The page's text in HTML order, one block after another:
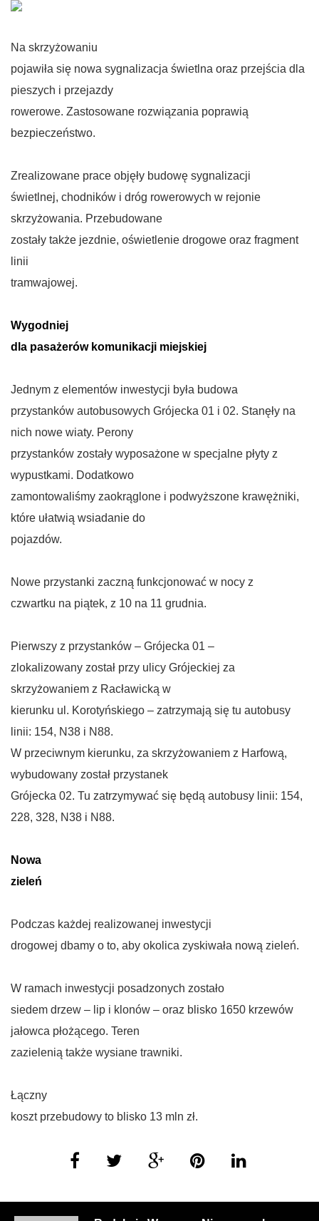
Na skrzyżowaniu
pojawiła się nowa sygnalizacja świetlna oraz przejścia dla
pieszych i przejazdy
rowerowe. Zastosowane rozwiązania poprawią
bezpieczeństwo.
Zrealizowane prace objęły budowę sygnalizacji
świetlnej, chodników i dróg rowerowych w rejonie
skrzyżowania. Przebudowane
zostały także jezdnie, oświetlenie drogowe oraz fragment
linii
tramwajowej.
Wygodniej
dla pasażerów komunikacji miejskiej
Jednym z elementów inwestycji była budowa
przystanków autobusowych Grójecka 01 i 02. Stanęły na
nich nowe wiaty. Perony
przystanków zostały wyposażone w specjalne płyty z
wypustkami. Dodatkowo
zamontowaliśmy zaokrąglone i podwyższone krawężniki,
które ułatwią wsiadanie do
pojazdów.
Nowe przystanki zaczną funkcjonować w nocy z
czwartku na piątek, z 10 na 11 grudnia.
Pierwszy z przystanków – Grójecka 01 –
zlokalizowany został przy ulicy Grójeckiej za
skrzyżowaniem z Racławicką w
kierunku ul. Korotyńskiego – zatrzymają się tu autobusy
linii: 154, N38 i N88.
W przeciwnym kierunku, za skrzyżowaniem z Harfową,
wybudowany został przystanek
Grójecka 02. Tu zatrzymywać się będą autobusy linii: 154,
228, 328, N38 i N88.
Nowa
zieleń
Podczas każdej realizowanej inwestycji
drogowej dbamy o to, aby okolica zyskiwała nową zieleń.
W ramach inwestycji posadzonych zostało
siedem drzew – lip i klonów – oraz blisko 1650 krzewów
jałowca płożącego. Teren
zazielenią także wysiane trawniki.
Łączny
koszt przebudowy to blisko 13 mln zł.